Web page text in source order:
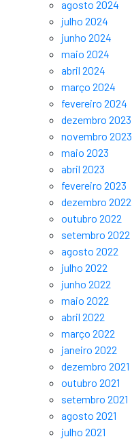
agosto 2024
julho 2024
junho 2024
maio 2024
abril 2024
março 2024
fevereiro 2024
dezembro 2023
novembro 2023
maio 2023
abril 2023
fevereiro 2023
dezembro 2022
outubro 2022
setembro 2022
agosto 2022
julho 2022
junho 2022
maio 2022
abril 2022
março 2022
janeiro 2022
dezembro 2021
outubro 2021
setembro 2021
agosto 2021
julho 2021